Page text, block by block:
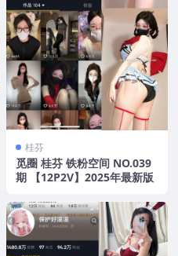
桂芬
觅圈 桂芬 铁粉空间 NO.039
期 【12P2V】2025年最新版